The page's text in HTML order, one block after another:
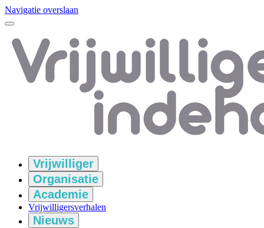
Navigatie overslaan
Vrijwilliger
Organisatie
Academie
Vrijwilligersverhalen
Nieuws